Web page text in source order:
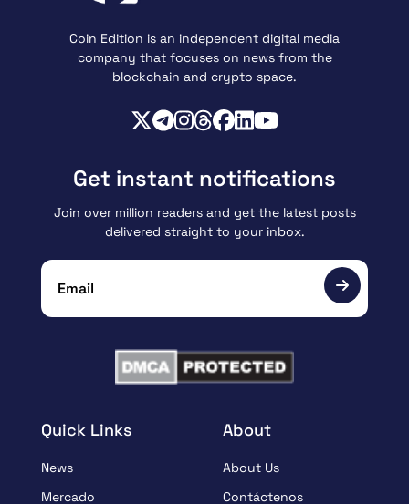
Coin Edition is an independent digital media
company that focuses on news from the
blockchain and crypto space.
Quick Links
News
Mercado
About
About Us
Contáctenos
Get instant notifications
Join over million readers and get the latest posts
delivered straight to your inbox.